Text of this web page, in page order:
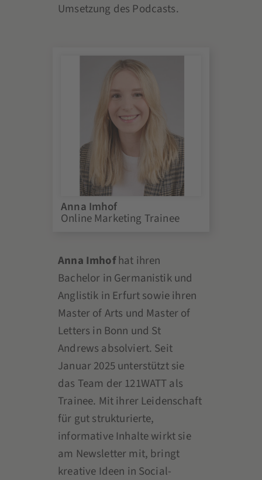
Umsetzung des Podcasts.
Anna Imhof
Online Marketing Trainee
Anna Imhofhat ihren
Bachelor in Germanistik und
Anglistik in Erfurt sowie ihren
Master of Arts und Master of
Letters in Bonn und St
Andrews absolviert. Seit
Januar 2025 unterstützt sie
das Team der 121WATT als
Trainee. Mit ihrer Leidenschaft
für gut strukturierte,
informative Inhalte wirkt sie
am Newsletter mit, bringt
kreative Ideen in Social-